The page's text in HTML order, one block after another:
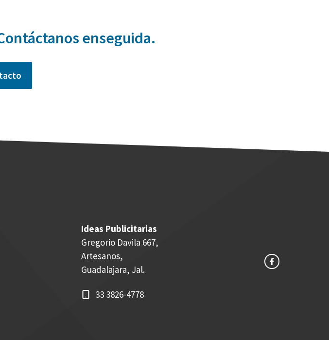
enseguida.
Ideas Publicitarias
Gregorio Davila 667,
Artesanos,
Guadalajara, Jal.
33 3826-4778